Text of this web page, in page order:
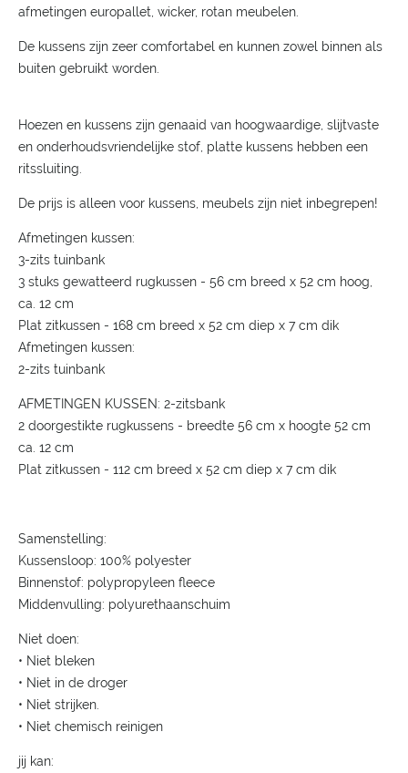
afmetingen europallet, wicker, rotan meubelen.
De kussens zijn zeer comfortabel en kunnen zowel binnen als
buiten gebruikt worden.
Hoezen en kussens zijn genaaid van hoogwaardige, slijtvaste
en onderhoudsvriendelijke stof, platte kussens hebben een
ritssluiting.
De prijs is alleen voor kussens, meubels zijn niet inbegrepen!
Afmetingen kussen:
3-zits tuinbank
3 stuks gewatteerd rugkussen - 56 cm breed x 52 cm hoog,
ca. 12 cm
Plat zitkussen - 168 cm breed x 52 cm diep x 7 cm dik
Afmetingen kussen:
2-zits tuinbank
AFMETINGEN KUSSEN: 2-zitsbank
2 doorgestikte rugkussens - breedte 56 cm x hoogte 52 cm
ca. 12 cm
Plat zitkussen - 112 cm breed x 52 cm diep x 7 cm dik
Samenstelling:
Kussensloop: 100% polyester
Binnenstof: polypropyleen fleece
Middenvulling: polyurethaanschuim
Niet doen:
• Niet bleken
• Niet in de droger
• Niet strijken.
• Niet chemisch reinigen
jij kan: